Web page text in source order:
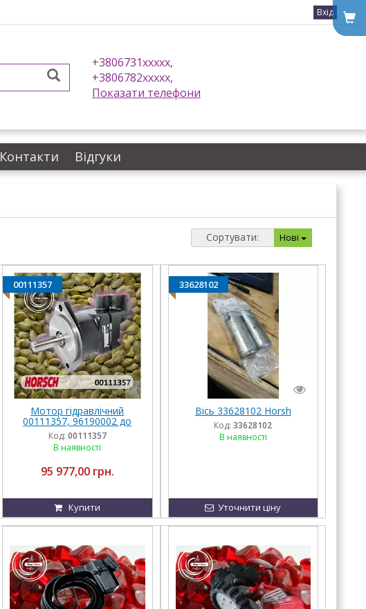
Вхід
+3806731xxxxx,
+3806782xxxxx,
Показати телефони
Контакти Відгуки
Сортувати: Нові
00111357
Мотор гідравлічний
00111357, 96190002 до
сівалок Horsch
Код: 00111357
В наявності
95 977,00 грн.
Купити
33628102
Вісь 33628102 Horsh
Код: 33628102
В наявності
Уточнити ціну